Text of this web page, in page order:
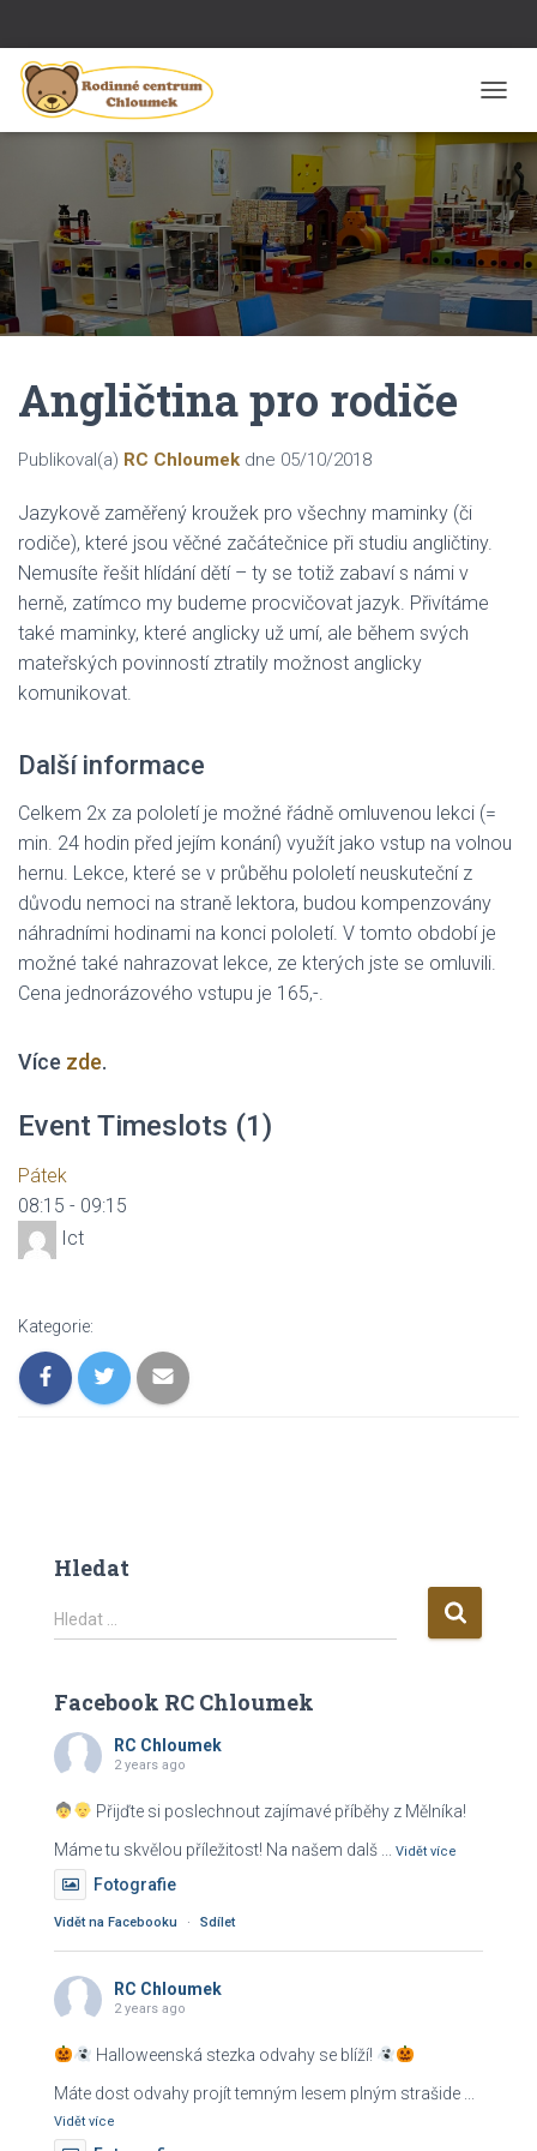
Ř
P
N
O
U
T
N
V
Angličtina pro rodiče
Publikoval(a) RC Chloumek dne 05/10/2018
Jazykově zaměřený kroužek pro všechny maminky (či
rodiče), které jsou věčné začátečnice při studiu angličtiny.
Nemusíte řešit hlídání dětí – ty se totiž zabaví s námi v
herně, zatímco my budeme procvičovat jazyk. Přivítáme
také maminky, které anglicky už umí, ale během svých
mateřských povinností ztratily možnost anglicky
komunikovat.
Další informace
Celkem 2x za pololetí je možné řádně omluvenou lekci (=
min. 24 hodin před jejím konání) využít jako vstup na volnou
hernu. Lekce, které se v průběhu pololetí neuskuteční z
důvodu nemoci na straně lektora, budou kompenzovány
náhradními hodinami na konci pololetí. V tomto období je
možné také nahrazovat lekce, ze kterých jste se omluvili.
Cena jednorázového vstupu je 165,-.
Více zde.
Event Timeslots (1)
Pátek
08:15 - 09:15
Ict
Kategorie:
Hledat
V
y
e
d
á
á
n
í
Hledat …
Facebook RC Chloumek
RC Chloumek
2 years ago
Přijďte si poslechnout zajímavé příběhy z Mělníka!
Máme tu skvělou příležitost! Na našem dalš
Vidět více
Fotografie
Vidět na Facebooku · Sdílet
RC Chloumek
2 years ago
Halloweenská stezka odvahy se blíží!
Máte dost odvahy projít temným lesem plným strašide
Vidět více